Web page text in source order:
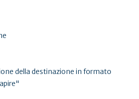
della destinazione in formato